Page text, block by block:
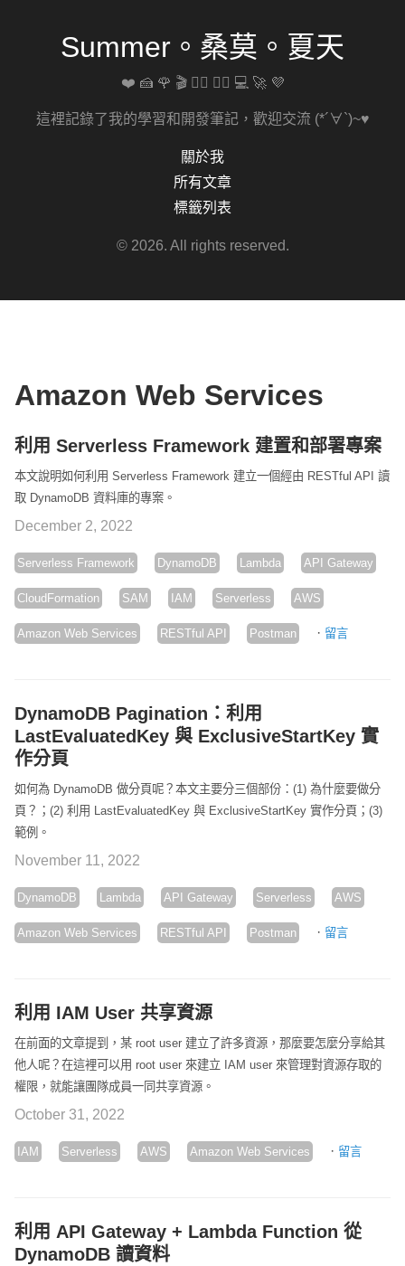
Summer。桑莫。夏天
❤️ 🍰 🌹 🎬 🚴‍♀️ 🏋️‍♀️ 💻 🚀 💜
這裡記錄了我的學習和開發筆記，歡迎交流 (*´∀`)~♥
關於我
所有文章
標籤列表
© 2026. All rights reserved.
Amazon Web Services
利用 Serverless Framework 建置和部署專案
本文說明如何利用 Serverless Framework 建立一個經由 RESTful API 讀
取 DynamoDB 資料庫的專案。
December 2, 2022
Serverless Framework DynamoDB Lambda API Gateway
CloudFormation SAM IAM Serverless AWS
Amazon Web Services RESTful API Postman · 留言
DynamoDB Pagination：利用
LastEvaluatedKey 與 ExclusiveStartKey 實
作分頁
如何為 DynamoDB 做分頁呢？本文主要分三個部份：(1) 為什麼要做分
頁？；(2) 利用 LastEvaluatedKey 與 ExclusiveStartKey 實作分頁；(3)
範例。
November 11, 2022
DynamoDB Lambda API Gateway Serverless AWS
Amazon Web Services RESTful API Postman · 留言
利用 IAM User 共享資源
在前面的文章提到，某 root user 建立了許多資源，那麼要怎麼分享給其
他人呢？在這裡可以用 root user 來建立 IAM user 來管理對資源存取的
權限，就能讓團隊成員一同共享資源。
October 31, 2022
IAM Serverless AWS Amazon Web Services · 留言
利用 API Gateway + Lambda Function 從
DynamoDB 讀資料